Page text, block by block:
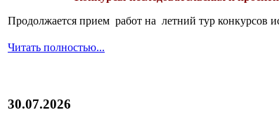
Продолжается прием работ на летний тур конкурсов
Читать полностью...
30.07.2026